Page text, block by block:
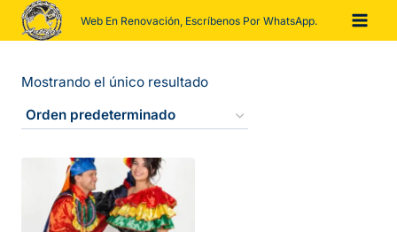
Saltar
Web En Renovación, Escríbenos Por WhatsApp.
Mostrando el único resultado